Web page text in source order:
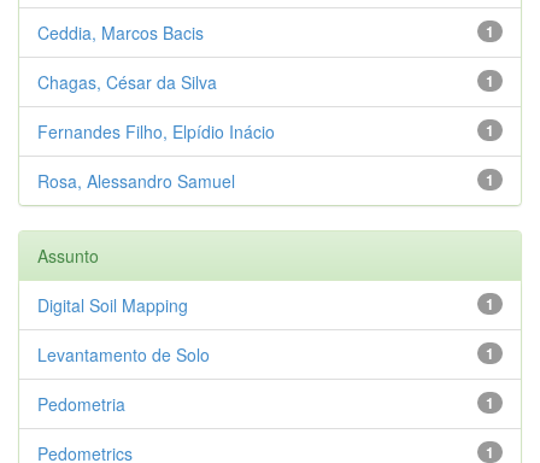
1
Ceddia, Marcos Bacis
1
Chagas, César da Silva
1
Fernandes Filho, Elpídio Inácio
1
Rosa, Alessandro Samuel
Assunto
1
Digital Soil Mapping
1
Levantamento de Solo
1
Pedometria
1
Pedometrics